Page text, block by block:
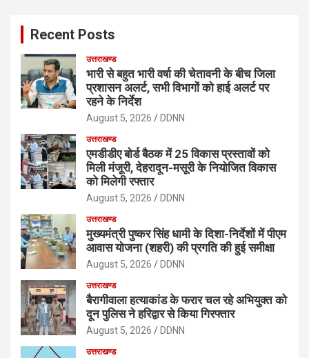
Recent Posts
उत्तराखण्ड
भारी से बहुत भारी वर्षा की चेतावनी के बीच जिला
प्रशासन अलर्ट, सभी विभागों को हाई अलर्ट पर
रहने के निर्देश
August 5, 2026 DDNN
उत्तराखण्ड
एमडीडीए बोर्ड बैठक में 25 विकास प्रस्तावों को
मिली मंजूरी, देहरादून-मसूरी के नियोजित विकास
को मिलेगी रफ्तार
August 5, 2026 DDNN
उत्तराखण्ड
मुख्यमंत्री पुष्कर सिंह धामी के दिशा-निर्देशों में पीएम
आवास योजना (शहरी) की प्रगति की हुई समीक्षा
August 5, 2026 DDNN
उत्तराखण्ड
बैरागीवाला हत्याकांड के फरार चल रहे अभियुक्त को
दून पुलिस ने हरिद्वार से किया गिरफ्तार
August 5, 2026 DDNN
उत्तराखण्ड